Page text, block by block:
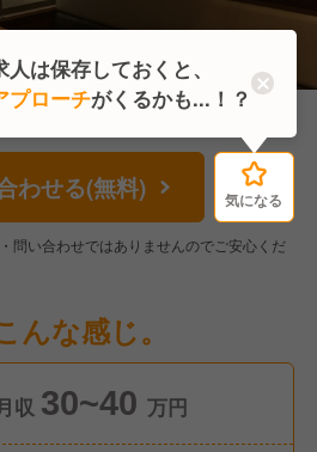
わせる(無料) 気になる
問い合わせではありませんのでご安心くだ
んな感じ。
収 30~40 万円
気になる
は保存しておくと、
プローチがくるかも...！？